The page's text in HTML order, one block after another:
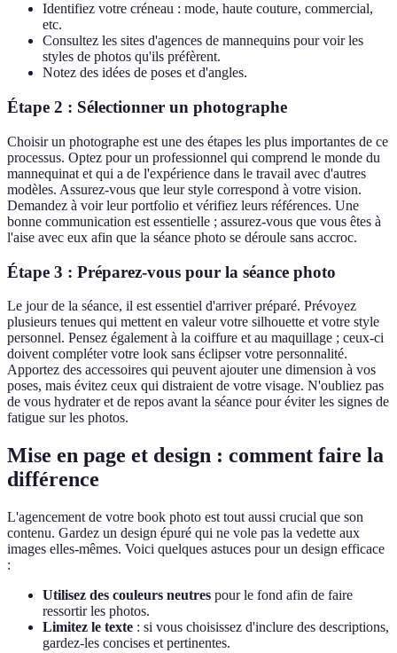
Identifiez votre créneau : mode, haute couture, commercial,
etc.
Consultez les sites d'agences de mannequins pour voir les
styles de photos qu'ils préfèrent.
Notez des idées de poses et d'angles.
Étape 2 : Sélectionner un photographe
Choisir un photographe est une des étapes les plus importantes de ce
processus. Optez pour un professionnel qui comprend le monde du
mannequinat et qui a de l'expérience dans le travail avec d'autres
modèles. Assurez-vous que leur style correspond à votre vision.
Demandez à voir leur portfolio et vérifiez leurs références. Une
bonne communication est essentielle ; assurez-vous que vous êtes à
l'aise avec eux afin que la séance photo se déroule sans accroc.
Étape 3 : Préparez-vous pour la séance photo
Le jour de la séance, il est essentiel d'arriver préparé. Prévoyez
plusieurs tenues qui mettent en valeur votre silhouette et votre style
personnel. Pensez également à la coiffure et au maquillage ; ceux-ci
doivent compléter votre look sans éclipser votre personnalité.
Apportez des accessoires qui peuvent ajouter une dimension à vos
poses, mais évitez ceux qui distraient de votre visage. N'oubliez pas
de vous hydrater et de repos avant la séance pour éviter les signes de
fatigue sur les photos.
Mise en page et design : comment faire la
différence
L'agencement de votre book photo est tout aussi crucial que son
contenu. Gardez un design épuré qui ne vole pas la vedette aux
images elles-mêmes. Voici quelques astuces pour un design efficace
:
Utilisez des couleurs neutres pour le fond afin de faire
ressortir les photos.
Limitez le texte : si vous choisissez d'inclure des descriptions,
gardez-les concises et pertinentes.